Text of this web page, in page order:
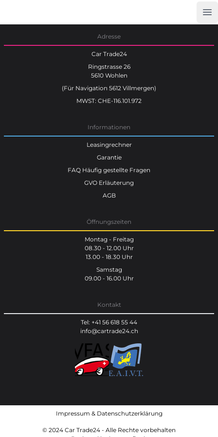
Adresse
Car Trade24
Ringstrasse 26
5610 Wohlen
(Für Navigation 5612 Villmergen)
MWST: CHE-116.101.972
Informationen
Leasingrechner
Garantie
FAQ Häufig gestellte Fragen
GVO Erläuterung
AGB
Öffnungszeiten
Montag - Freitag
08.30 - 12.00 Uhr
13.00 - 18.30 Uhr
Samstag
09.00 - 16.00 Uhr
Kontakt
Tel: +41 56 618 55 44
info@cartrade24.ch
Impressum & Datenschutzerklärung
© 2024 Car Trade24 - Alle Rechte vorbehalten